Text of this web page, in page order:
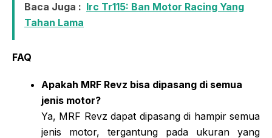
Baca Juga : Irc Tr115: Ban Motor Racing Yang
Tahan Lama
FAQ
Apakah MRF Revz bisa dipasang di semua
jenis motor?
Ya, MRF Revz dapat dipasang di hampir semua
jenis motor, tergantung pada ukuran yang